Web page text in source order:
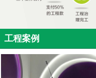
工程案例